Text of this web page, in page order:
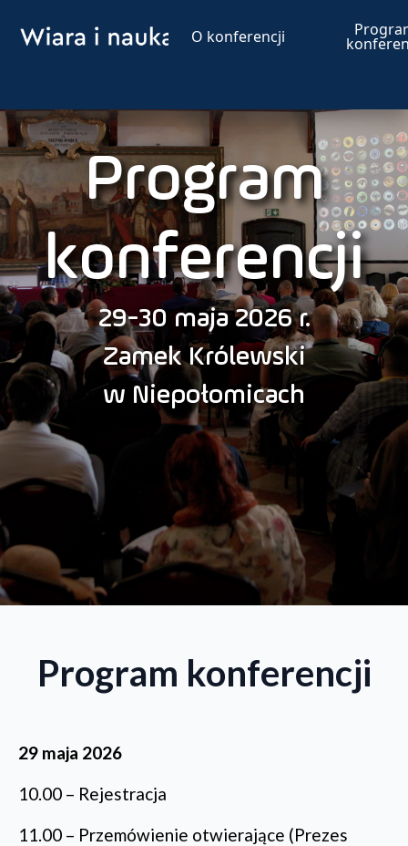
Click
Here O konferencji
Program
konferencji
29-30 maja 2026 r.
Zamek Królewski
w Niepołomicach
Program konferencji
29 maja 2026
10.00 – Rejestracja
11.00 – Przemówienie otwierające (Prezes